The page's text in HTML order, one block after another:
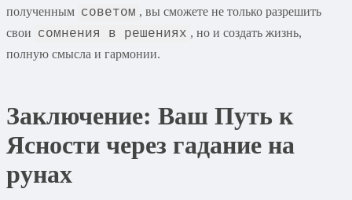
полученным советом , вы сможете не только разрешить
свои сомнения в решениях , но и создать жизнь,
полную смысла и гармонии.
Заключение: Ваш Путь к
Ясности через гадание на
рунах